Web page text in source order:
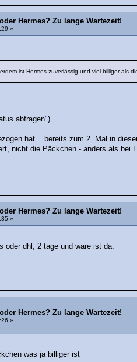
Hermes? Zu lange Wartezeit!
»
ist Hermes zuverlässig und viel billiger als
abfragen")
hat... bereits zum 2. Mal in
nicht die Päckchen - anders als bei
Hermes? Zu lange Wartezeit!
»
oder dhl, 2 tage und ware ist da.
Hermes? Zu lange Wartezeit!
»
was ja billiger ist